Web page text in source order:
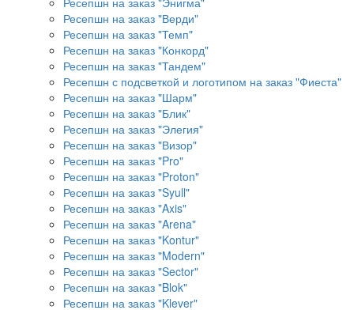
Ресепшн на заказ "Верди"
Ресепшн на заказ "Темп"
Ресепшн на заказ "Конкорд"
Ресепшн на заказ "Тандем"
Ресепшн с подсветкой и логотипом на заказ "Фиеста"
Ресепшн на заказ "Шарм"
Ресепшн на заказ "Блик"
Ресепшн на заказ "Элегия"
Ресепшн на заказ "Визор"
Ресепшн на заказ "Pro"
Ресепшн на заказ "Proton"
Ресепшн на заказ "Syull"
Ресепшн на заказ "Axis"
Ресепшн на заказ "Arena"
Ресепшн на заказ "Kontur"
Ресепшн на заказ "Modern"
Ресепшн на заказ "Sector"
Ресепшн на заказ "Blok"
Ресепшн на заказ "Klever"